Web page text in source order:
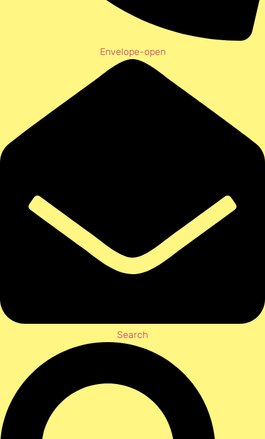
Envelope-open
Search